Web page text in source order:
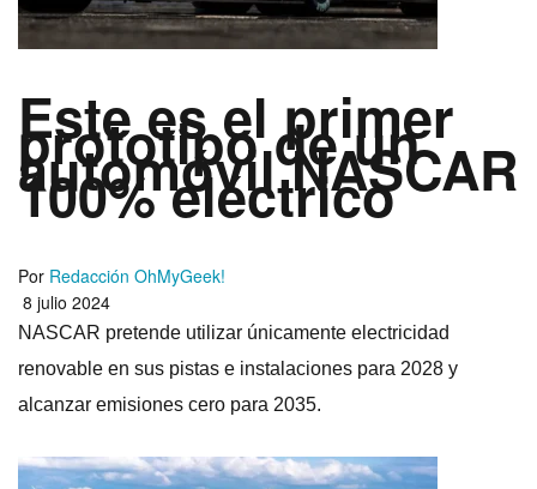
Este es el primer
prototipo de un
automóvil NASCAR
100% eléctrico
Por Redacción OhMyGeek!
8 julio 2024
NASCAR pretende utilizar únicamente electricidad
renovable en sus pistas e instalaciones para 2028 y
alcanzar emisiones cero para 2035.